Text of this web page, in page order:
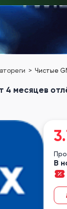
Чистые
4 месяцев
В